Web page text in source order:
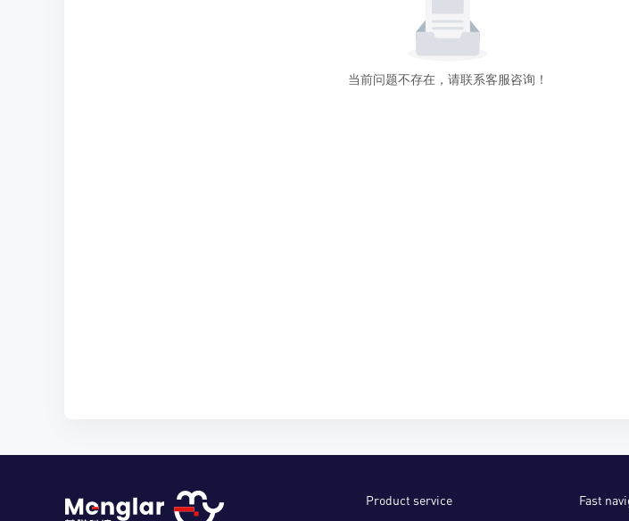
当前问题不存在，请联系客服咨询！
Product service Fast